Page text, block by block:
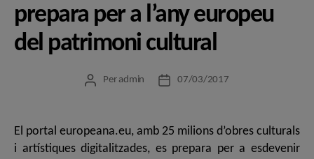
prepara per a l’any europeu
del patrimoni cultural
Autor
Per admin
Data07/03/2017
El portal europeana.eu, amb 25 milions d’obres culturals
i artístiques digitalitzades, es prepara per a esdevenir